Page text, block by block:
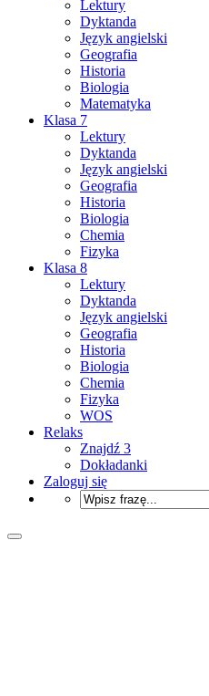
Lektury
Dyktanda
Język angielski
Geografia
Historia
Biologia
Matematyka
Klasa 7
Lektury
Dyktanda
Język angielski
Geografia
Historia
Biologia
Chemia
Fizyka
Klasa 8
Lektury
Dyktanda
Język angielski
Geografia
Historia
Biologia
Chemia
Fizyka
WOS
Relaks
Znajdź 3
Dokładanki
Zaloguj się